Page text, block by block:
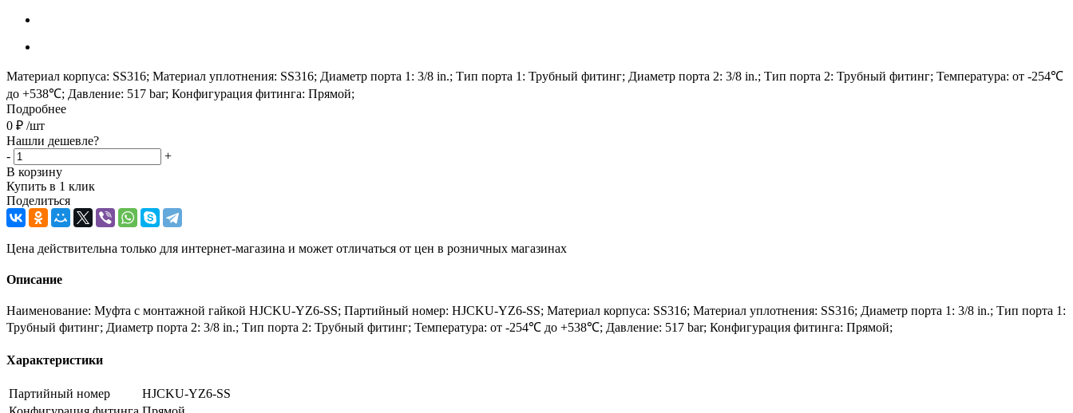
Материал корпуса: SS316; Материал уплотнения: SS316; Диаметр порта 1: 3/8 in.; Тип порта 1: Трубный фитинг; Диаметр порта 2: 3/8 in.; Тип порта 2: Трубный фитинг; Температура: от -254℃
до +538℃; Давление: 517 bar; Конфигурация фитинга: Прямой;
Подробнее
0 ₽ /шт
Нашли дешевле?
-
+
В корзину
Купить в 1 клик
Поделиться
Цена действительна только для интернет-магазина и может отличаться от цен в розничных магазинах
Описание
Наименование: Муфта с монтажной гайкой HJCKU-YZ6-SS; Партийный номер: HJCKU-YZ6-SS; Материал корпуса: SS316; Материал уплотнения: SS316; Диаметр порта 1: 3/8 in.; Тип порта 1:
Трубный фитинг; Диаметр порта 2: 3/8 in.; Тип порта 2: Трубный фитинг; Температура: от -254℃ до +538℃; Давление: 517 bar; Конфигурация фитинга: Прямой;
Характеристики
Партийный номер
HJCKU-YZ6-SS